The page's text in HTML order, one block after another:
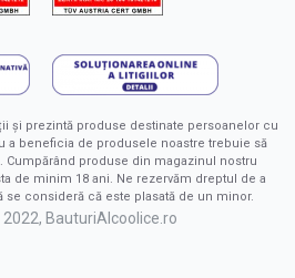
și prezintă produse destinate persoanelor cu
a beneficia de produsele noastre trebuie să
Cumpărând produse din magazinul nostru
de minim 18 ani. Ne rezervăm dreptul de a
consideră că este plasată de un minor.
BauturiAlcoolice.ro